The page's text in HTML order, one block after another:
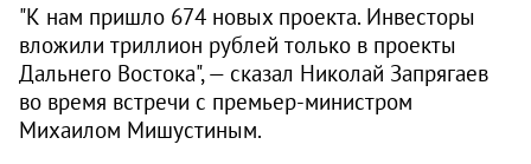
"К нам пришло 674 новых проекта. Инвесторы
вложили триллион рублей только в проекты
Дальнего Востока", — сказал Николай Запрягаев
во время встречи с премьер-министром
Михаилом Мишустиным.